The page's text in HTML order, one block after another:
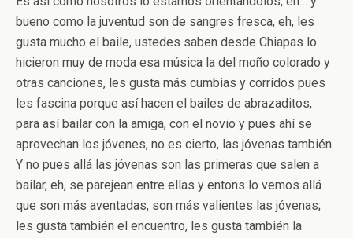
bueno como la juventud son de sangres fresca, eh, les
gusta mucho el baile, ustedes saben desde Chiapas lo
hicieron muy de moda esa música la del moño colorado y
otras canciones, les gusta más cumbias y corridos pues
les fascina porque así hacen el bailes de abrazaditos,
para así bailar con la amiga, con el novio y pues ahí se
aprovechan los jóvenes, no es cierto, las jóvenas también.
Y no pues allá las jóvenas son las primeras que salen a
bailar, eh, se parejean entre ellas y entons lo vemos allá
que son más aventadas, son más valientes las jóvenas;
les gusta también el encuentro, les gusta también la